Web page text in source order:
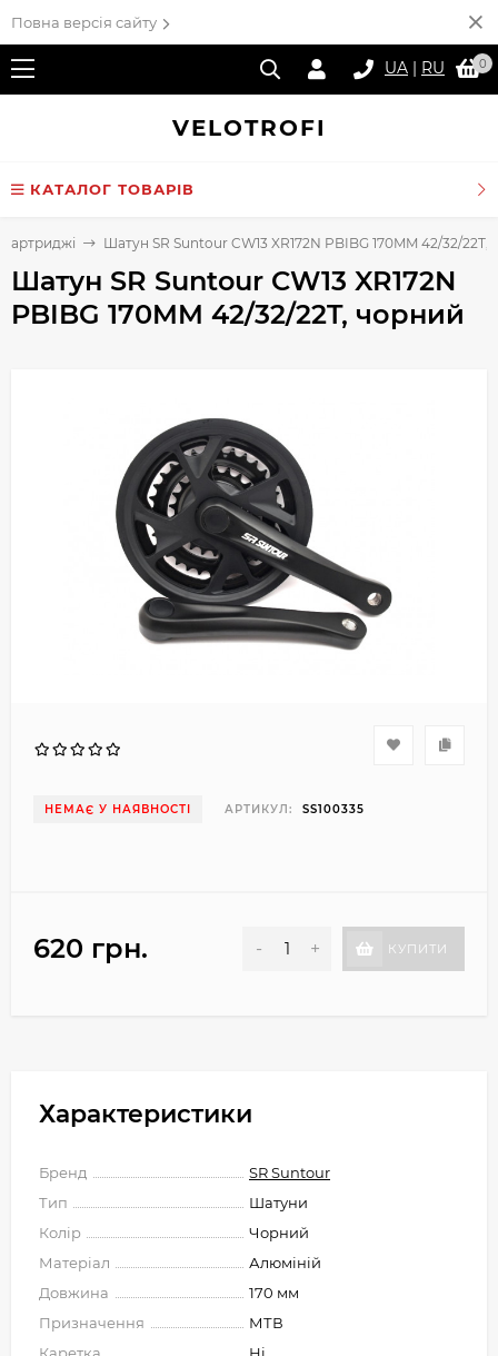
Повна версія сайту
UA | RU 0
VELOTROFI
КАТАЛОГ ТОВАРІВ
Шатун SR Suntour CW13 XR172N PBIBG 170MM 42/32/22T,
Шатун SR Suntour CW13 XR172N
PBIBG 170MM 42/32/22T, чорний
НЕМАЄ У НАЯВНОСТІ АРТИКУЛ: SS100335
620 грн. - + КУПИТИ
Характеристики
Бренд
SR Suntour
Тип
Шатуни
Колір
Чорний
Матеріал
Алюміній
Довжина
170 мм
Призначення
МТВ